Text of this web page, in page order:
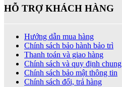
HỖ TRỢ KHÁCH HÀNG
Hướng dẫn mua hàng
Chính sách bảo hành bảo trì
Thanh toán và giao hàng
Chính sách và quy định chung
Chính sách bảo mật thông tin
Chính sách đổi, trả hàng